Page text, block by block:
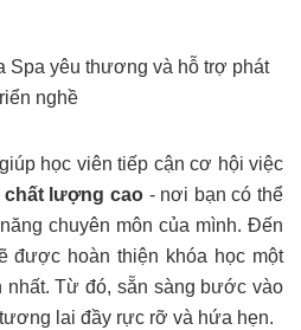
Spa yêu thương và hỗ trợ phát
nghề
học viên tiếp cận cơ hội việc
chất lượng cao- nơi bạn có thể
chuyên môn của mình. Đến
được hoàn thiện khóa học một
Từ đó, sẵn sàng bước vào
lai đầy rực rỡ và hứa hẹn.